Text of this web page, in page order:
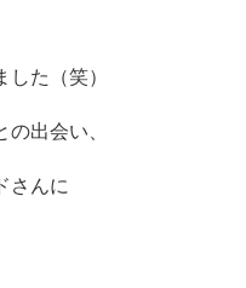
た（笑）
出会い、
さんに